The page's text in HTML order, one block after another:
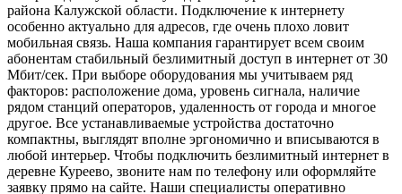
района Калужской области. Подключение к интернету
особенно актуально для адресов, где очень плохо ловит
мобильная связь. Наша компания гарантирует всем своим
абонентам стабильный безлимитный доступ в интернет от 30
Мбит/сек. При выборе оборудования мы учитываем ряд
факторов: расположение дома, уровень сигнала, наличие
рядом станций операторов, удаленность от города и многое
другое. Все устанавливаемые устройства достаточно
компактны, выглядят вполне эргономично и вписываются в
любой интерьер. Чтобы подключить безлимитный интернет в
деревне Куреево, звоните нам по телефону или оформляйте
заявку прямо на сайте. Наши специалисты оперативно